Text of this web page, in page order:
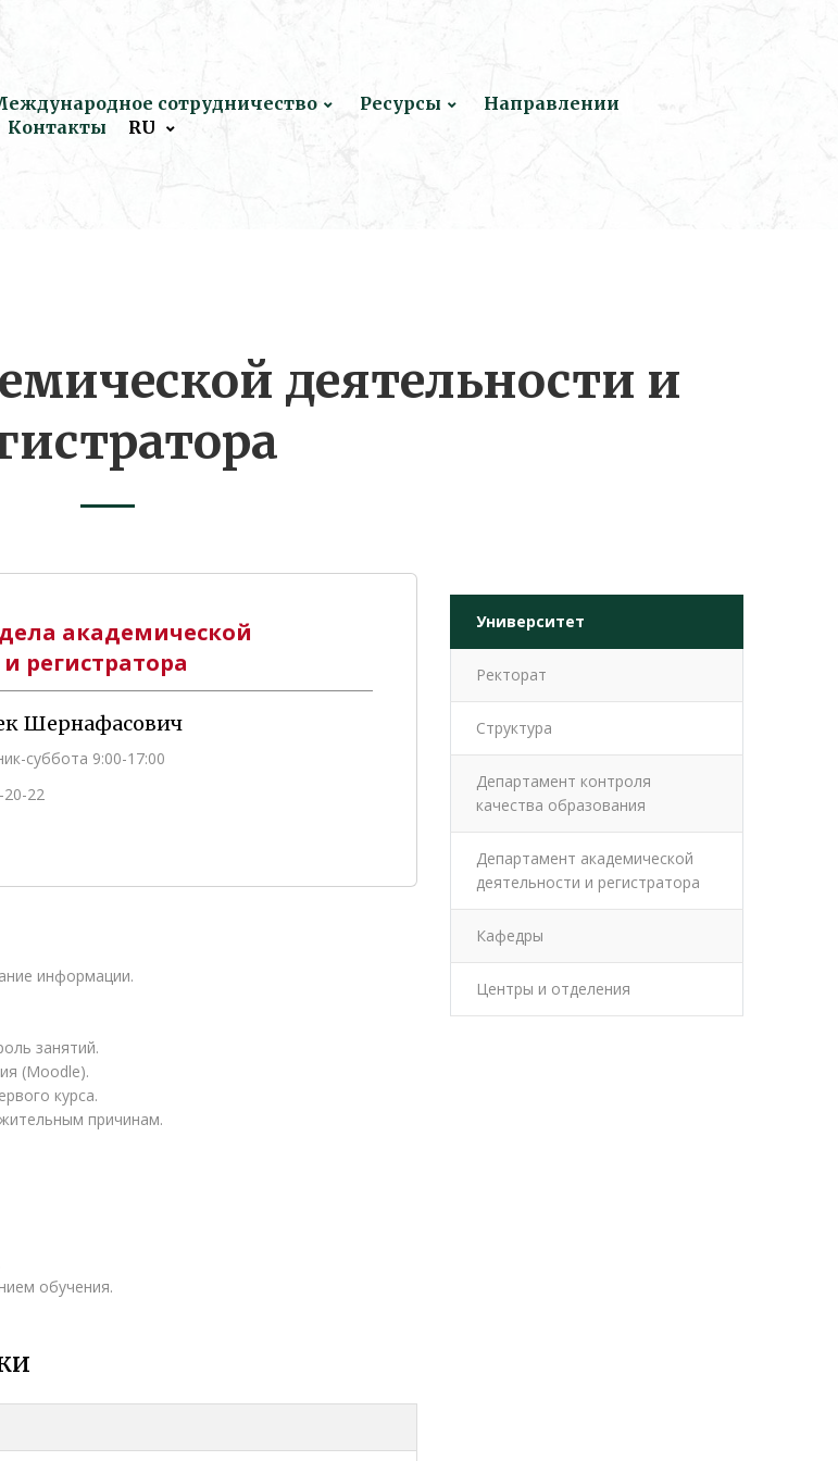
сотрудничество Ресурсы
Направлении
Контакты RU
деятельности и
академической
регистратора
Шернафасович
суббота 9:00-17:00
22
информации.
занятий.
(Moodle).
курса.
причинам.
обучения.
Университет
Ректорат
Структура
Департамент контроля
качества образования
Департамент академической
деятельности и регистратора
Кафедры
Центры и отделения